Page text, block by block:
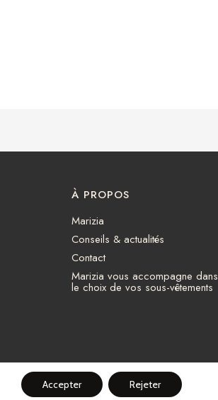
À PROPOS
Marizia
Conseils & actualités
Contact
Marizia vous accompagne dans
le choix de vos sous-vêtements
Conditions générales de vente
Accepter Rejeter